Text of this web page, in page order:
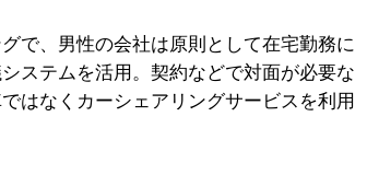
で、男性の会社は原則として在宅勤務に
ステムを活用。契約などで対面が必要な
はなくカーシェアリングサービスを利用